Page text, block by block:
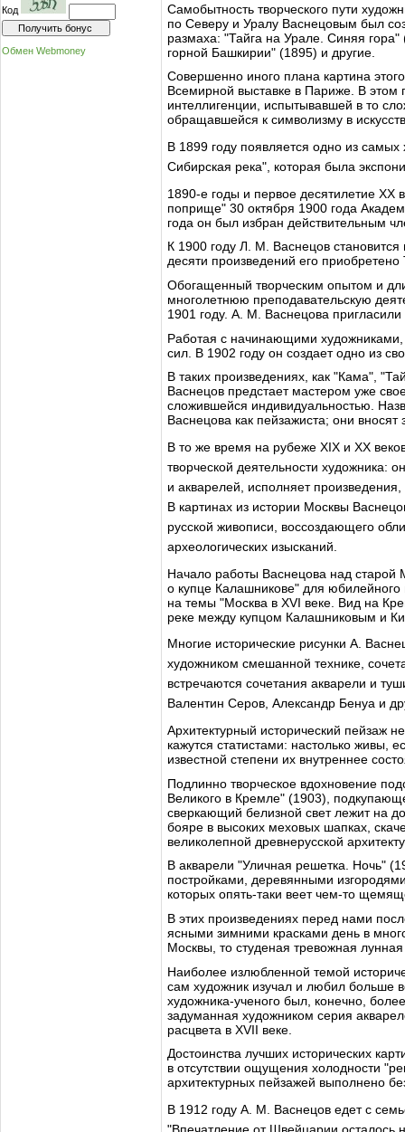
Код
Обмен Webmoney
Самобытность творческого пути
по Северу и Уралу Васнецовым был
размаха: "Тайга на Урале. Синяя
горной Башкирии" (1895) и другие.
Совершенно иного плана картина
Всемирной выставке в Париже. В этом
интеллигенции, испытывавшей в то
обращавшейся к символизму в
В 1899 году появляется одно из
Сибирская река", которая была
1890-е годы и первое десятилетие XX
поприще" 30 октября 1900 года
года он был избран действительным
К 1900 году Л. М. Васнецов
десяти произведений его
Обогащенный творческим опытом и
многолетнюю преподавательскую
1901 году. А. М. Васнецова
Работая с начинающими художниками,
сил. В 1902 году он создает одно из
В таких произведениях, как "Кама",
Васнецов предстает мастером уже
сложившейся индивидуальностью.
Васнецова как пейзажиста; они
В то же время на рубеже XIX и XX
творческой деятельности художника:
и акварелей, исполняет
В картинах из истории Москвы
русской живописи, воссоздающего
археологических изысканий.
Начало работы Васнецова над старой
о купце Калашникове" для
на темы "Москва в XVI веке. Вид на
реке между купцом Калашниковым и
Многие исторические рисунки А.
художником смешанной технике,
встречаются сочетания акварели и
Валентин Серов, Александр Бенуа и
Архитектурный исторический пейзаж
кажутся статистами: настолько живы,
известной степени их внутреннее
Подлинно творческое вдохновение
Великого в Кремле" (1903),
сверкающий белизной свет лежит на
бояре в высоких меховых шапках,
великолепной древнерусской
В акварели "Уличная решетка. Ночь"
постройками, деревянными
которых опять-таки веет чем-то
В этих произведениях перед нами
ясными зимними красками день в
Москвы, то студеная тревожная
Наиболее излюбленной темой
сам художник изучал и любил больше
художника-ученого был, конечно,
задуманная художником серия
расцвета в XVII веке.
Достоинства лучших исторических
в отсутствии ощущения холодности
архитектурных пейзажей выполнено
В 1912 году А. М. Васнецов едет с